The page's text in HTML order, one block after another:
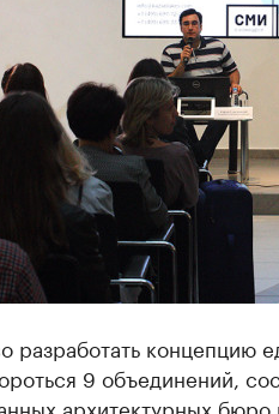
разработать концепцию
9 объединений,
архитектурных